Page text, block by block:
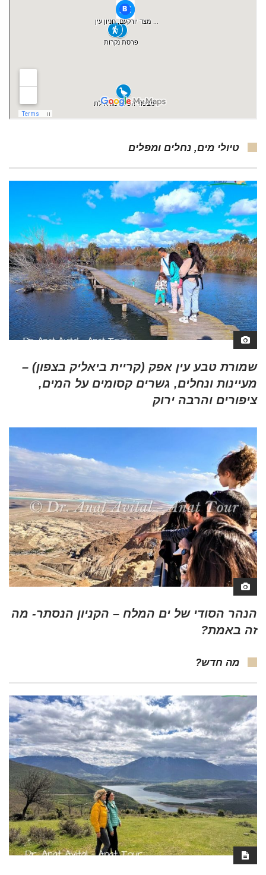
טיולי מים, נחלים ומפלים
שמורת טבע עין אפק (קריית ביאליק בצפון) –
מעיינות ונחלים, גשרים קסומים על המים,
ציפורים והרבה ירוק
הנהר הסודי של ים המלח – הקניון הנסתר- מה
זה באמת?
מה חדש?